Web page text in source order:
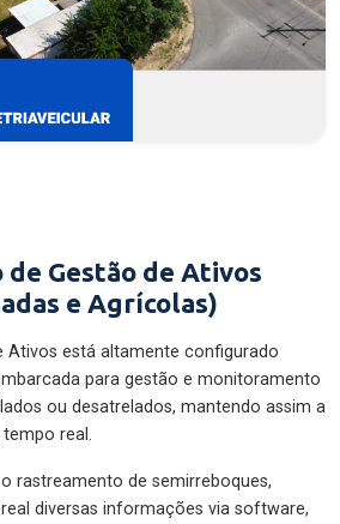
de Gestão de Ativos
e Agrícolas)
Ativos está altamente configurado
para gestão e monitoramento
ou desatrelados, mantendo assim a
real.
rastreamento de semirreboques,
diversas informações via software,